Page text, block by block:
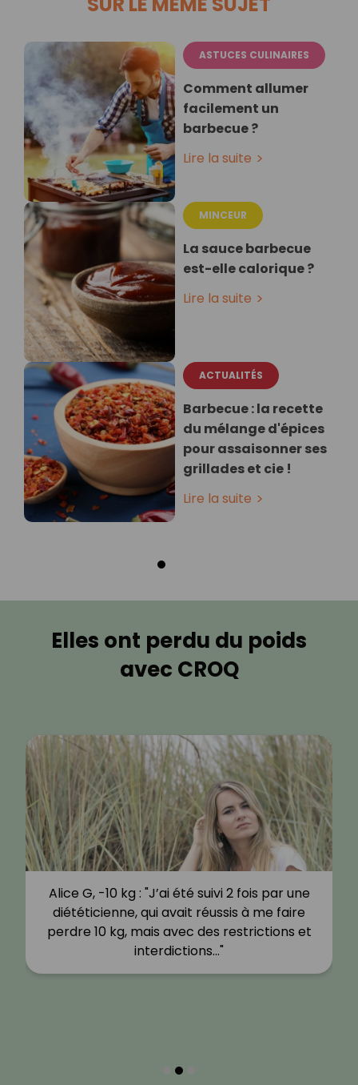
ASTUCES CULINAIRES
Comment allumer
facilement un
barbecue ?
Lire la suite
MINCEUR
La sauce barbecue
est-elle calorique ?
Lire la suite
ACTUALITÉS
Barbecue : la recette
du mélange d'épices
pour assaisonner ses
grillades et cie !
Lire la suite
Elles ont perdu du poids
avec CROQ
Alice G, -10 kg : "J’ai été suivi 2 fois par une
diététicienne, qui avait réussis à me faire
perdre 10 kg, mais avec des restrictions et
interdictions…"